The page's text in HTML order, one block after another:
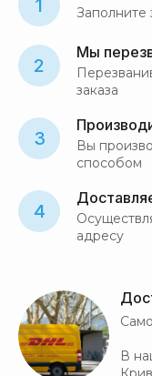
1 Заполните
2
Мы
заказа
3
Вы
способом
4
адресу
В